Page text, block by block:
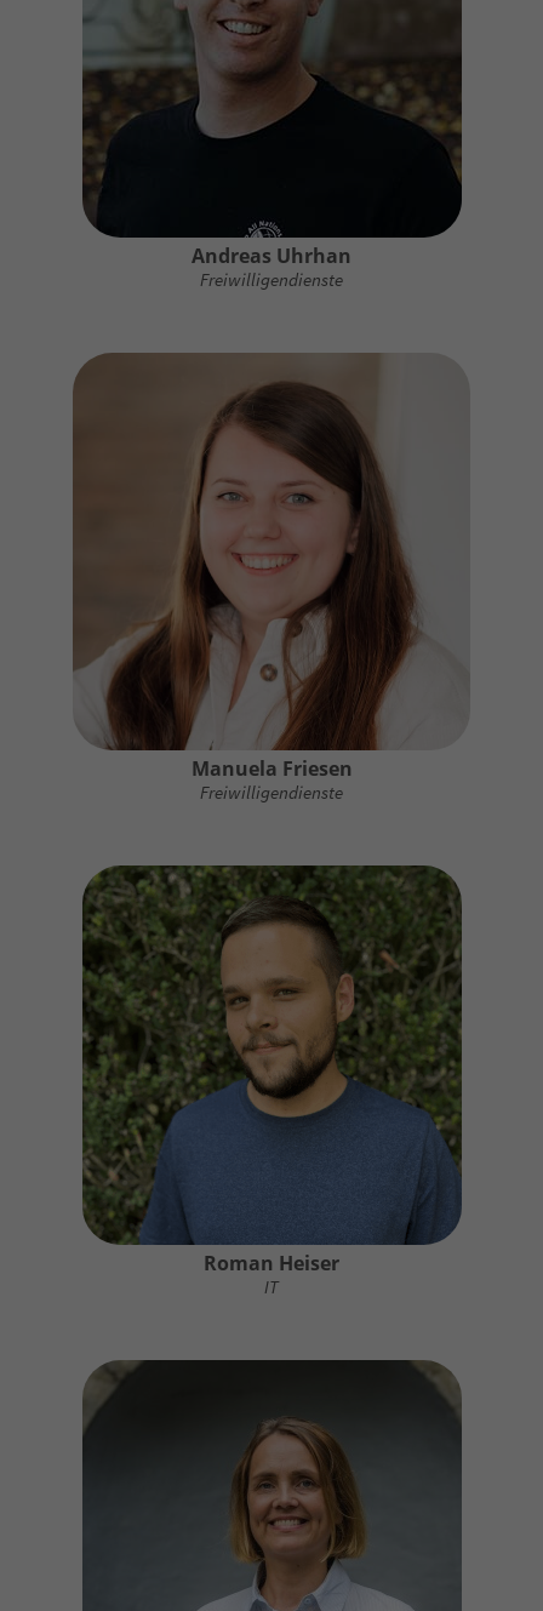
Andreas Uhrhan
Freiwilligendienste
Manuela Friesen
Freiwilligendienste
Roman Heiser
IT